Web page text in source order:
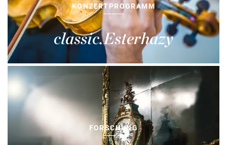
KONZERTPROGRAMM
classic.Esterhazy
FORSCHUNG